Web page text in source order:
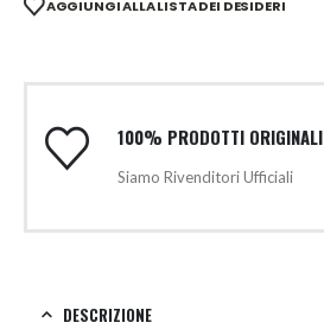
AGGIUNGI ALLA LISTA DEI DESIDERI
100% PRODOTTI ORIGINALI
Siamo Rivenditori Ufficiali
DESCRIZIONE